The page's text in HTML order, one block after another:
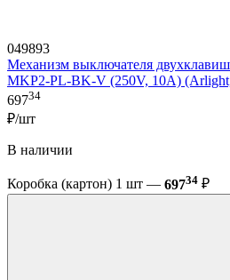
049893
Механизм выключателя
MKP2-PL-BK-V (250V, 10A)
69734
₽/шт
В наличии
Коробка (картон) 1 шт — 69734 ₽